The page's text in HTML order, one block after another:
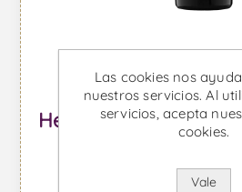
Herdade do Peso
Las cookies nos
nuestros servicios. Al
servicios, acepta
cookies.
Vale